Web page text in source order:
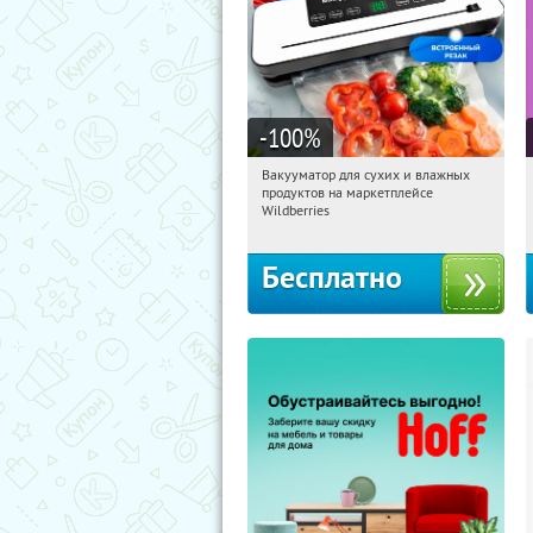
-100%
13:56:53 Получили:192
Россия
Вакууматор для сухих и влажных
продуктов на маркетплейсе
Wildberries
Бесплатно